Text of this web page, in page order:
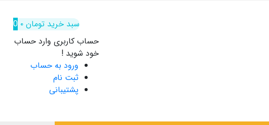
سبد خرید تومان۰
0
حساب کاربری وارد حساب
خود شوید !
ورود به حساب
ثبت نام
پشتیبانی